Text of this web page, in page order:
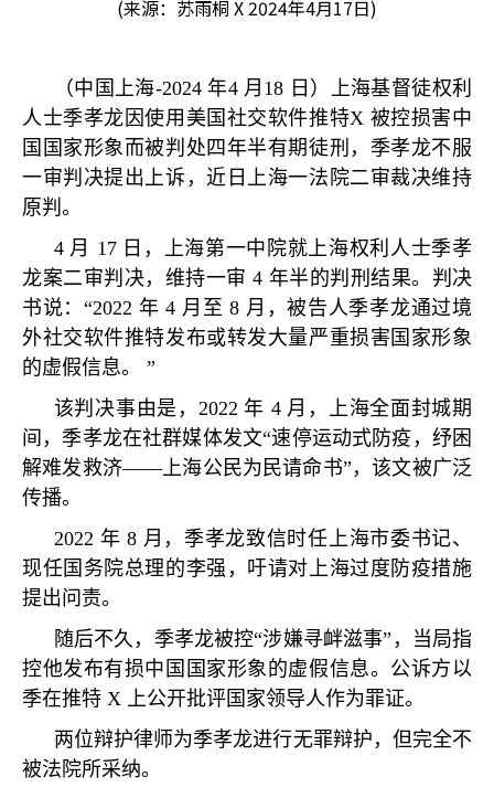
(来源：苏雨桐 X 2024年4月17日)
（中国上海-2024年4 月 18 日）上海基督徒权利
人士季孝龙因使用美国社交软件推特X 被控损害中
国国家形象而被判处四年半有期徒刑，季孝龙不服
一审判决提出上诉，近日上海一法院二审裁决维持
原判。
4 月 17 日，上海第一中院就上海权利人士季孝
龙案二审判决，维持一审 4 年半的判刑结果。判决
书说：“2022 年 4 月至 8 月，被告人季孝龙通过境
外社交软件推特发布或转发大量严重损害国家形象
的虚假信息。
”
该判决事由是， 2022年 4 月，上海全面封城期
间，季孝龙在社群媒体发文“速停运动式防疫，纾困
解难发救济——上海公民为民请命书” ，该文被广泛
传播。
2022 年 8 月，季孝龙致信时任上海市委书记、
现任国务院总理的李强，吁请对上海过度防疫措施
提出问责。
随后不久，季孝龙被控“涉嫌寻衅滋事” ，当局指
控他发布有损中国国家形象的虚假信息。公诉方以
季在推特 X 上公开批评国家领导人作为罪证。
两位辩护律师为季孝龙进行无罪辩护，但完全不
被法院所采纳。